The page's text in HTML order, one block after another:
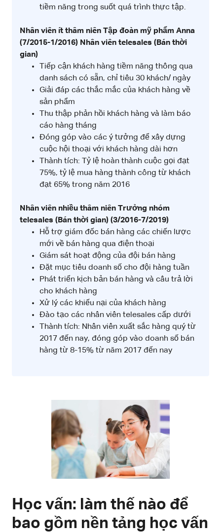
tiềm năng trong suốt quá trình thực tập.
Nhân viên ít thâm niên Tập đoàn mỹ phẩm Anna
(7/2015-1/2016) Nhân viên telesales (Bán thời
gian)
Tiếp cận khách hàng tiềm năng thông qua
danh sách có sẵn, chỉ tiêu 30 khách/ ngày
Giải đáp các thắc mắc của khách hàng về
sản phẩm
Thu thập phản hồi khách hàng và làm báo
cáo hàng tháng
Đóng góp vào các ý tưởng để xây dựng
cuộc hội thoại với khách hàng dài hơn
Thành tích: Tỷ lệ hoàn thành cuộc gọi đạt
75%, tỷ lệ mua hàng thành công từ khách
đạt 65% trong năm 2016
Nhân viên nhiều thâm niên Trưởng nhóm
telesales (Bán thời gian) (3/2016-7/2019)
Hỗ trợ giám đốc bán hàng các chiến lược
mới về bán hàng qua điện thoại
Giám sát hoạt động của đội bán hàng
Đặt mục tiêu doanh số cho đội hàng tuần
Phát triển kịch bản bán hàng và câu trả lời
cho khách hàng
Xử lý các khiếu nại của khách hàng
Đào tạo các nhân viên telesales cấp dưới
Thành tích: Nhân viên xuất sắc hàng quý từ
2017 đến nay, đóng góp vào doanh số bán
hàng từ 8-15% từ năm 2017 đến nay
Học vấn: làm thế nào để
bao gồm nền tảng học vấn